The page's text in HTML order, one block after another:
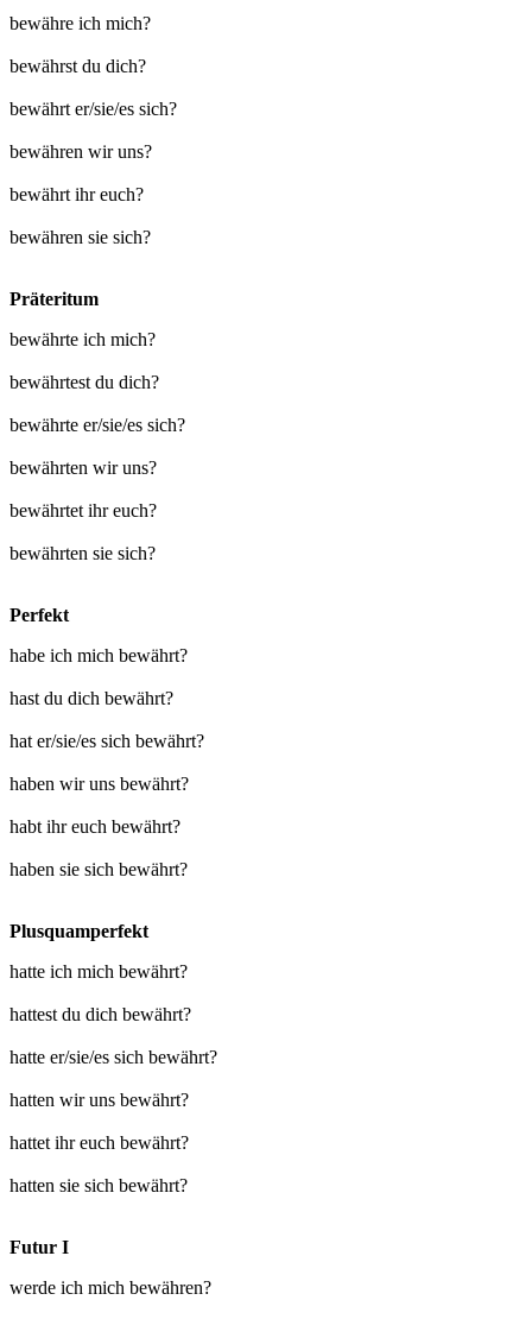
bewähre ich mich?
bewährst du dich?
bewährt er/sie/es sich?
bewähren wir uns?
bewährt ihr euch?
bewähren sie sich?
Präteritum
bewährte ich mich?
bewährtest du dich?
bewährte er/sie/es sich?
bewährten wir uns?
bewährtet ihr euch?
bewährten sie sich?
Perfekt
habe ich mich bewährt?
hast du dich bewährt?
hat er/sie/es sich bewährt?
haben wir uns bewährt?
habt ihr euch bewährt?
haben sie sich bewährt?
Plusquamperfekt
hatte ich mich bewährt?
hattest du dich bewährt?
hatte er/sie/es sich bewährt?
hatten wir uns bewährt?
hattet ihr euch bewährt?
hatten sie sich bewährt?
Futur I
werde ich mich bewähren?